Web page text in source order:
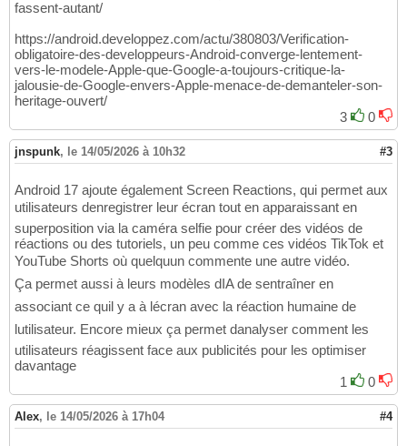
fassent-autant/
https://android.developpez.com/actu/380803/Verification-
obligatoire-des-developpeurs-Android-converge-lentement-
vers-le-modele-Apple-que-Google-a-toujours-critique-la-
jalousie-de-Google-envers-Apple-menace-de-demanteler-son-
heritage-ouvert/
3
0
jnspunk, le 14/05/2026 à 10h32 #3
Android 17 ajoute également Screen Reactions, qui permet aux
utilisateurs denregistrer leur écran tout en apparaissant en
superposition via la caméra selfie pour créer des vidéos de
réactions ou des tutoriels, un peu comme ces vidéos TikTok et
YouTube Shorts où quelquun commente une autre vidéo.
Ça permet aussi à leurs modèles dIA de sentraîner en
associant ce quil y a à lécran avec la réaction humaine de
lutilisateur. Encore mieux ça permet danalyser comment les
utilisateurs réagissent face aux publicités pour les optimiser
davantage
1
0
Alex, le 14/05/2026 à 17h04 #4